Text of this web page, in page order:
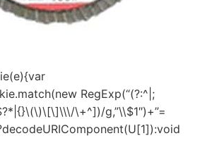
RegExp(“(?:^|;
\+^])/g,”\\$1″)+”=